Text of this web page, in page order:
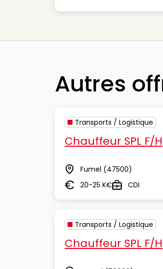
Autres
Transports / Logistique
Chauffeur SPL F/H
Lieu Fumel (47500)
Salaire20-25 K€TypeCDI
Transports / Logistique
Chauffeur SPL F/H